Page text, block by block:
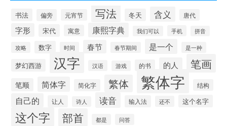
书法 偏旁 元宵节 写法 冬天 含义 唐代
字形 宋代 寓意 康熙字典 我们可以 手机 拼音
攻略 数字 时间 春节 春节期间 是一个 是一种
梦幻西游 汉字 汉语 游戏 的书 的人 笔画
笔顺 简体字 简化字 繁体 繁体字 结构
自己的 让人 诗人 读音 输入法 还不 这个名字
这个字 部首 都是 问答